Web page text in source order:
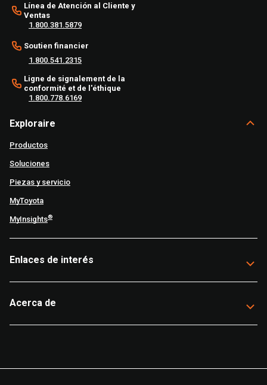
Línea de Atención al Cliente y
Ventas
1.800.381.5879
Soutien financier
1.800.541.2315
Ligne de signalement de la
conformité et de l'éthique
1.800.778.6169
Exploraire
Productos
Soluciones
Piezas y servicio
MyToyota
MyInsights®
Enlaces de interés
Acerca de